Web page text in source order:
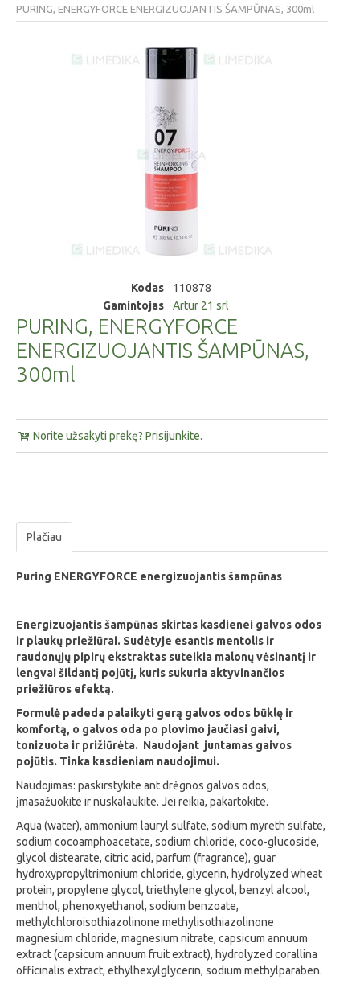
PURING, ENERGYFORCE ENERGIZUOJANTIS ŠAMPŪNAS, 300ml
Kodas
110878
Gamintojas
Artur 21 srl
PURING, ENERGYFORCE
ENERGIZUOJANTIS ŠAMPŪNAS,
300ml
Norite užsakyti prekę? Prisijunkite.
Plačiau
Puring ENERGYFORCE energizuojantis šampūnas
Energizuojantis šampūnas skirtas kasdienei galvos odos
ir plaukų priežiūrai. Sudėtyje esantis mentolis ir
raudonųjų pipirų ekstraktas suteikia malonų vėsinantį ir
lengvai šildantį pojūtį, kuris sukuria aktyvinančios
priežiūros efektą.
Formulė padeda palaikyti gerą galvos odos būklę ir
komfortą, o galvos oda po plovimo jaučiasi gaivi,
tonizuota ir prižiūrėta. Naudojant juntamas gaivos
pojūtis. Tinka kasdieniam naudojimui.
Naudojimas: paskirstykite ant drėgnos galvos odos,
įmasažuokite ir nuskalaukite. Jei reikia, pakartokite.
Aqua (water), ammonium lauryl sulfate, sodium myreth sulfate,
sodium cocoamphoacetate, sodium chloride, coco-glucoside,
glycol distearate, citric acid, parfum (fragrance), guar
hydroxypropyltrimonium chloride, glycerin, hydrolyzed wheat
protein, propylene glycol, triethylene glycol, benzyl alcool,
menthol, phenoxyethanol, sodium benzoate,
methylchloroisothiazolinone methylisothiazolinone
magnesium chloride, magnesium nitrate, capsicum annuum
extract (capsicum annuum fruit extract), hydrolyzed corallina
officinalis extract, ethylhexylglycerin, sodium methylparaben.